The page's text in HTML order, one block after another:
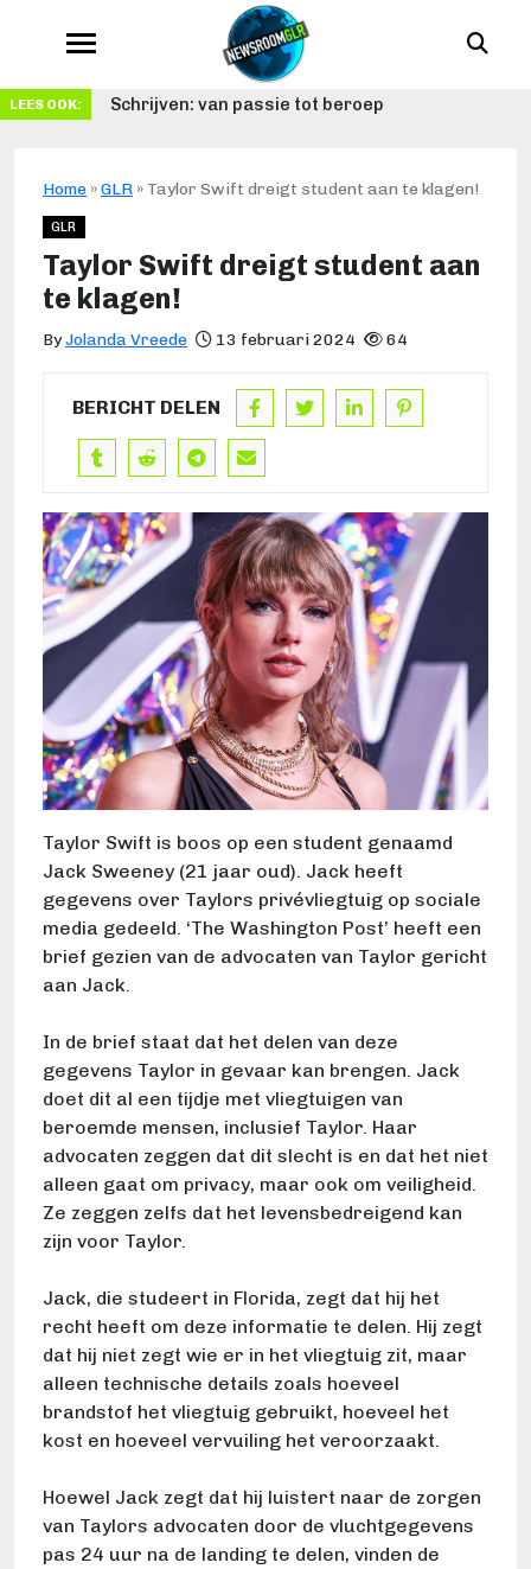
LEES OOK: Schrijven: van passie tot beroep
Home »GLR » Taylor Swift dreigt student aan te klagen!
GLR
Taylor Swift dreigt student aan
te klagen!
ByJolanda Vreede 13 februari 2024 64
BERICHT DELEN
Taylor Swift is boos op een student genaamd
Jack Sweeney (21 jaar oud). Jack heeft
gegevens over Taylors privévliegtuig op sociale
media gedeeld. ‘The Washington Post’ heeft een
brief gezien van de advocaten van Taylor gericht
aan Jack.
In de brief staat dat het delen van deze
gegevens Taylor in gevaar kan brengen. Jack
doet dit al een tijdje met vliegtuigen van
beroemde mensen, inclusief Taylor. Haar
advocaten zeggen dat dit slecht is en dat het niet
alleen gaat om privacy, maar ook om veiligheid.
Ze zeggen zelfs dat het levensbedreigend kan
zijn voor Taylor.
Jack, die studeert in Florida, zegt dat hij het
recht heeft om deze informatie te delen. Hij zegt
dat hij niet zegt wie er in het vliegtuig zit, maar
alleen technische details zoals hoeveel
brandstof het vliegtuig gebruikt, hoeveel het
kost en hoeveel vervuiling het veroorzaakt.
Hoewel Jack zegt dat hij luistert naar de zorgen
van Taylors advocaten door de vluchtgegevens
pas 24 uur na de landing te delen, vinden de